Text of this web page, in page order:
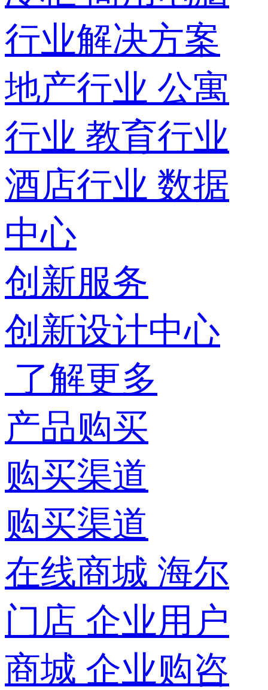
行业解决方案
地产行业 公寓
行业 教育行业
酒店行业 数据
中心
创新服务
创新设计中心
了解更多
产品购买
购买渠道
购买渠道
在线商城 海尔
门店 企业用户
商城 企业购咨